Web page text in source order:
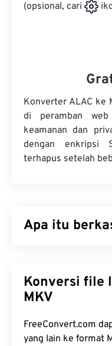
(opsional, cari
Konverter ALAC ke
di peramban
keamanan dan
dengan enkripsi
terhapus setelah
Apa itu
berkas audiovisual
tak terbatas dalam
menyesuaikannya
terbuka. Namanya
Konversi file
MKV
FreeConvert.com